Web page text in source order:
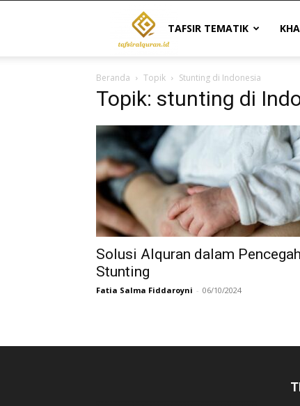
Tafsir
Al
Quran
|
Referensi
TAFSIR TEMATIK
Beranda Topik Stunting di Indonesia
Topik: stunting di
Solusi Alquran dalam
Stunting
Fatia Salma Fiddaroyni - 06/10/2024